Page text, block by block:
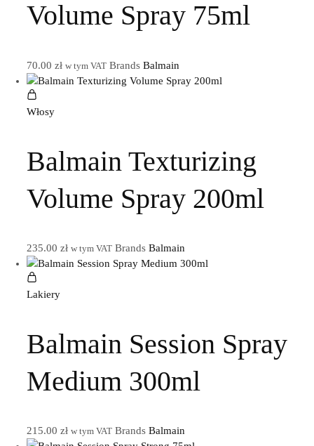
Volume Spray 75ml
70.00 zł w tym VATBrands Balmain
Włosy
Balmain Texturizing
Volume Spray 200ml
235.00 zł w tym VATBrands Balmain
Lakiery
Balmain Session Spray
Medium 300ml
215.00 zł w tym VATBrands Balmain